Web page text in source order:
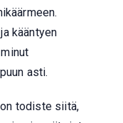
kääntyen
asti.
todiste siitä,